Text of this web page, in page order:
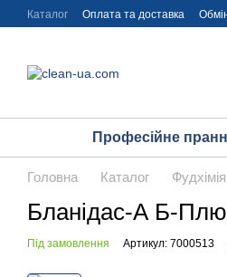
Перейти до основного контенту
Каталог Оплата та доставка
Професійне
Головна Каталог Фудхімія
Бланідас-А Б-
Під замовлення Артикул: 7000513